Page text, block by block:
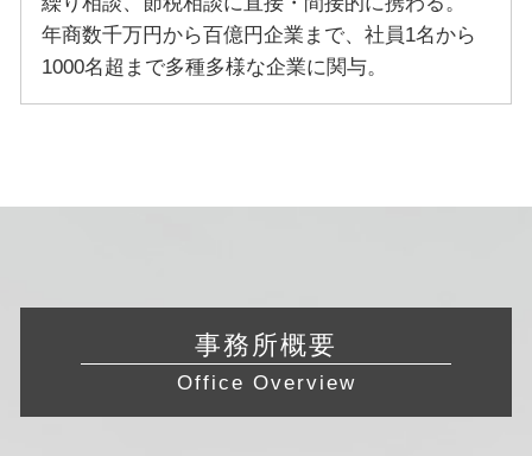
年商数千万円から百億円企業まで、社員1名から
1000名超まで多種多様な企業に関与。
事務所概要
Office Overview